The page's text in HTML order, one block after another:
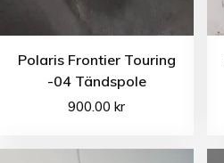
Polaris Frontier Touring
-04 Tändspole
900.00kr